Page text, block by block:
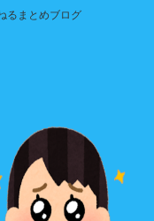
るまとめブログ